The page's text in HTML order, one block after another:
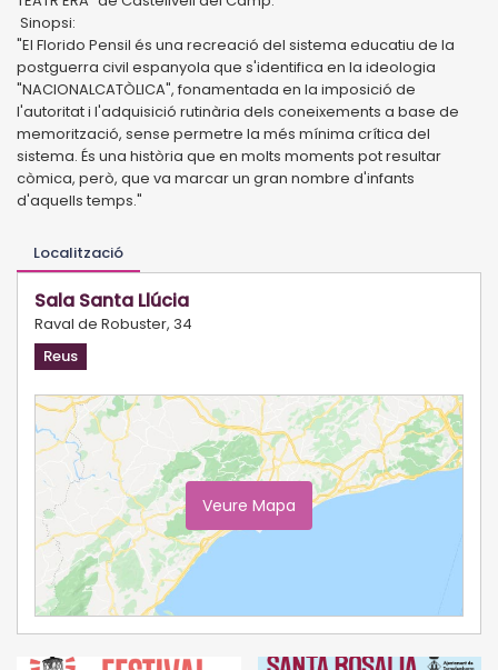
Sinopsi:
"El Florido Pensil és una recreació del sistema educatiu de la
postguerra civil espanyola que s'identifica en la ideologia
"NACIONALCATÒLICA", fonamentada en la imposició de
l'autoritat i l'adquisició rutinària dels coneixements a base de
memorització, sense permetre la més mínima crítica del
sistema. És una història que en molts moments pot resultar
còmica, però, que va marcar un gran nombre d'infants
d'aquells temps."
Localització
Sala Santa Llúcia
Raval de Robuster, 34
Reus
Veure Mapa